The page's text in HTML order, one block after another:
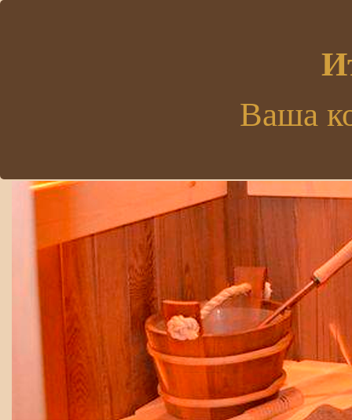
Ваша